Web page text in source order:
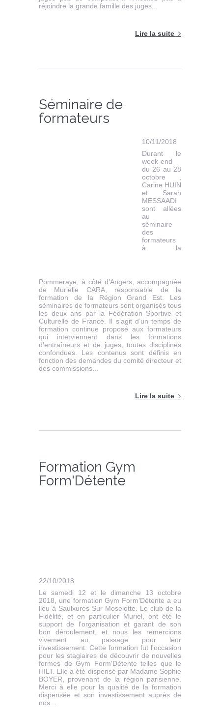
réjoindre la grande famille des juges...
Lire la suite
Séminaire de
formateurs
10/11/2018
Durant le
week-end
du 26 au 28
octobre ,
Carine HUIN
et Sarah
MESSAADI
sont allées
au
séminaire
des
formateurs
à la
Pommeraye, à côté d’Angers, accompagnée
de Murielle CARA, responsable de la
formation de la Région Grand Est. Les
séminaires de formateurs sont organisés tous
les deux ans par la Fédération Sportive et
Culturelle de France. Il s’agit d’un temps de
formation continue proposé aux formateurs
qui interviennent dans les formations
d’entraîneurs et de juges, toutes disciplines
confondues. Les contenus sont définis en
fonction des demandes du comité directeur et
des commissions...
Lire la suite
Formation Gym
Form'Détente
22/10/2018
Le samedi 12 et le dimanche 13 octobre
2018, une formation Gym Form'Détente a eu
lieu à Saulxures Sur Moselotte. Le club de la
Fidélité, et en particulier Muriel, ont été le
support de l'organisation et garant de son
bon déroulement, et nous les remercions
vivement au passage pour leur
investissement. Cette formation fut l'occasion
pour les stagiaires de découvrir de nouvelles
formes de Gym Form'Détente telles que le
HILT. Elle a été dispensé par Madame Sophie
BOYER, provenant de la région parisienne.
Merci à elle pour la qualité de la formation
dispensée et son investissement auprès de
nos...